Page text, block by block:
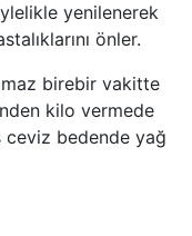
yenilenerek
önler.
birebir vakitte
kilo vermede
bedende yağ